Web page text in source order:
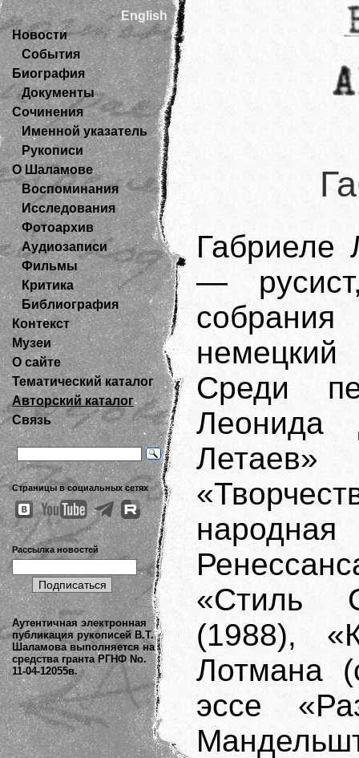
English
Новости
События
Биография
Документы
Сочинения
Именной указатель
Рукописи
О Шаламове
Воспоминания
Исследования
Фотоархив
Аудиозаписи
Фильмы
Критика
Библиография
Контекст
Музеи
О сайте
Тематический каталог
Авторский каталог
Связь
Страницы в социальных сетях
Рассылка новостей
Аутентичная электронная
публикация рукописей В.Т.
Шаламова выполняется на
средства гранта РГНФ No.
11-04-12055в.
Габриеле
—
Среди
Леонида
народная
«Стиль
(1988),
Лотмана
эссе